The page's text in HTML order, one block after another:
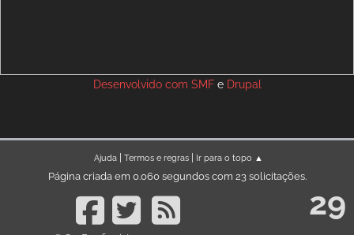
Desenvolvido com SMFe Drupal
Ajuda| Termos e regras| Ir para o topo ▲
Página criada em 0.060 segundos com 23 solicitações.
29